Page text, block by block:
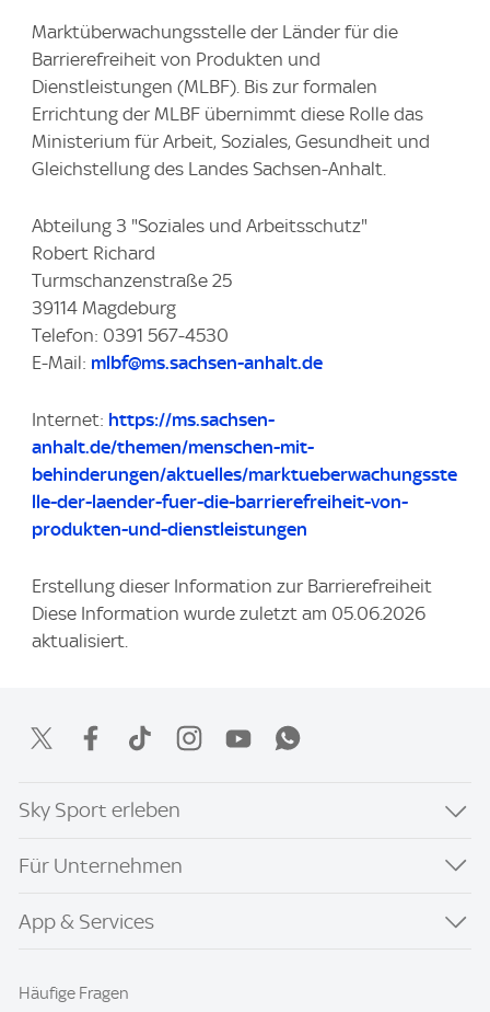
Marktüberwachungsstelle der Länder für die
Barrierefreiheit von Produkten und
Dienstleistungen (MLBF). Bis zur formalen
Errichtung der MLBF übernimmt diese Rolle das
Ministerium für Arbeit, Soziales, Gesundheit und
Gleichstellung des Landes Sachsen-Anhalt.
Abteilung 3 "Soziales und Arbeitsschutz"
Robert Richard
Turmschanzenstraße 25
39114 Magdeburg
Telefon: 0391 567-4530
E-Mail: mlbf@ms.sachsen-anhalt.de
Internet: https://ms.sachsen-
anhalt.de/themen/menschen-mit-
behinderungen/aktuelles/marktueberwachungsste
lle-der-laender-fuer-die-barrierefreiheit-von-
produkten-und-dienstleistungen
Erstellung dieser Information zur Barrierefreiheit
Diese Information wurde zuletzt am 05.06.2026
aktualisiert.
Sky Sport erleben
Für Unternehmen
App & Services
Häufige Fragen